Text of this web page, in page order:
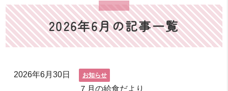
2026年6月の記事一覧
2026年6月30日 お知らせ
７月の給食だより